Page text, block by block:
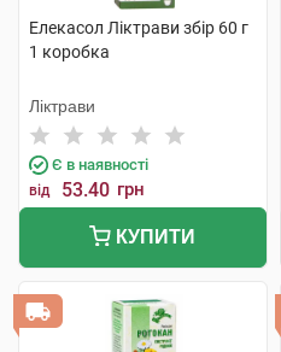
Елекасол Ліктрави збір 60 г
1 коробка
Ліктрави
Є в наявності
від 53.40 грн
КУПИТИ